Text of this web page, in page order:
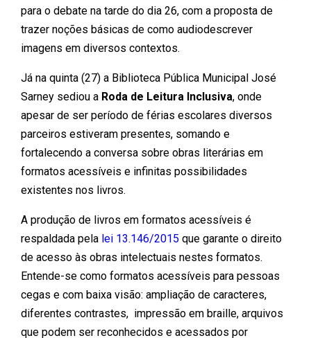
para o debate na tarde do dia 26, com a proposta de
trazer noções básicas de como audiodescrever
imagens em diversos contextos.
Já na quinta (27) a Biblioteca Pública Municipal José
Sarney sediou a Roda de Leitura Inclusiva, onde
apesar de ser período de férias escolares diversos
parceiros estiveram presentes, somando e
fortalecendo a conversa sobre obras literárias em
formatos acessíveis e infinitas possibilidades
existentes nos livros.
A produção de livros em formatos acessíveis é
respaldada pela lei 13.146/2015 que garante o direito
de acesso às obras intelectuais nestes formatos.
Entende-se como formatos acessíveis para pessoas
cegas e com baixa visão: ampliação de caracteres,
diferentes contrastes, impressão em braille, arquivos
que podem ser reconhecidos e acessados por